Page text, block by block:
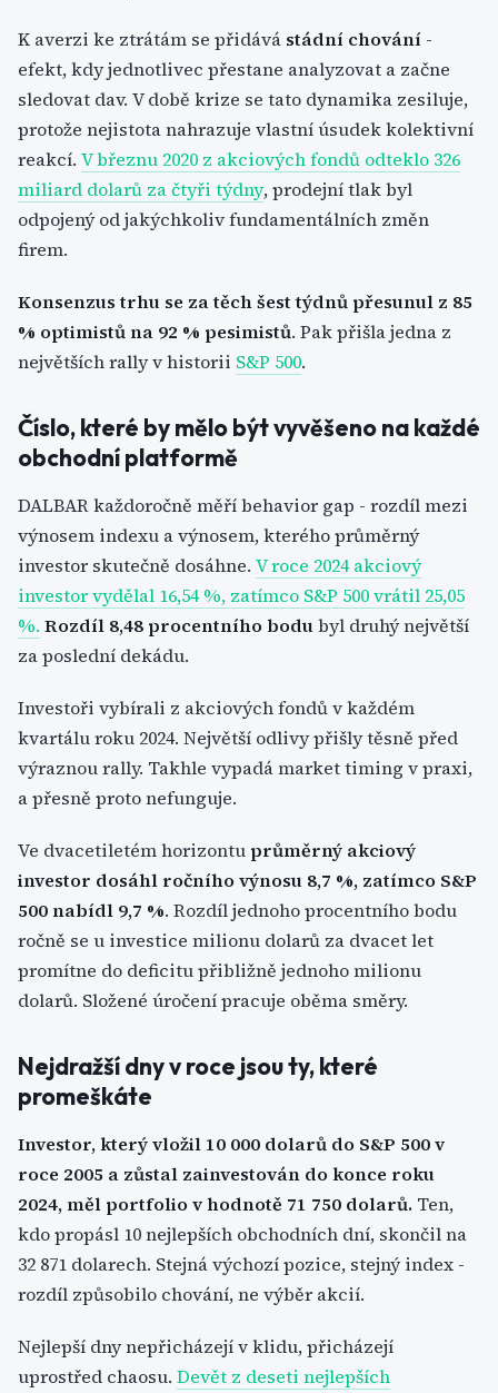
K averzi ke ztrátám se přidává stádní chování -
efekt, kdy jednotlivec přestane analyzovat a začne
sledovat dav. V době krize se tato dynamika zesiluje,
protože nejistota nahrazuje vlastní úsudek kolektivní
reakcí. V březnu 2020 z akciových fondů odteklo 326
miliard dolarů za čtyři týdny, prodejní tlak byl
odpojený od jakýchkoliv fundamentálních změn
firem.
Konsenzus trhu se za těch šest týdnů přesunul z 85
% optimistů na 92 % pesimistů. Pak přišla jedna z
největších rally v historii S&P 500.
Číslo, které by mělo být vyvěšeno na každé
obchodní platformě
DALBAR každoročně měří behavior gap - rozdíl mezi
výnosem indexu a výnosem, kterého průměrný
investor skutečně dosáhne. V roce 2024 akciový
investor vydělal 16,54 %, zatímco S&P 500 vrátil 25,05
%. Rozdíl 8,48 procentního bodubyl druhý největší
za poslední dekádu.
Investoři vybírali z akciových fondů v každém
kvartálu roku 2024. Největší odlivy přišly těsně před
výraznou rally. Takhle vypadá market timing v praxi,
a přesně proto nefunguje.
Ve dvacetiletém horizontu průměrný akciový
investor dosáhl ročního výnosu 8,7 %, zatímco S&P
500 nabídl 9,7 %. Rozdíl jednoho procentního bodu
ročně se u investice milionu dolarů za dvacet let
promítne do deficitu přibližně jednoho milionu
dolarů. Složené úročení pracuje oběma směry.
Nejdražší dny v roce jsou ty, které
promeškáte
Investor, který vložil 10 000 dolarů do S&P 500 v
roce 2005 a zůstal zainvestován do konce roku
2024, měl portfolio v hodnotě 71 750 dolarů. Ten,
kdo propásl 10 nejlepších obchodních dní, skončil na
32 871 dolarech. Stejná výchozí pozice, stejný index -
rozdíl způsobilo chování, ne výběr akcií.
Nejlepší dny nepřicházejí v klidu, přicházejí
uprostřed chaosu. Devět z deseti nejlepších